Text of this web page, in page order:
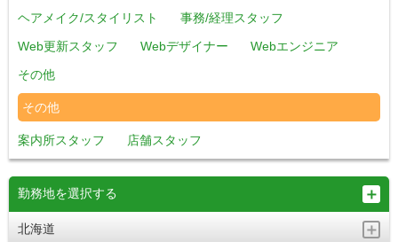
ヘアメイク/スタイリスト
事務/経理スタッフ
Web更新スタッフ
Webデザイナー
Webエンジニア
その他
その他
案内所スタッフ 店舗スタッフ
勤務地を選択する
北海道